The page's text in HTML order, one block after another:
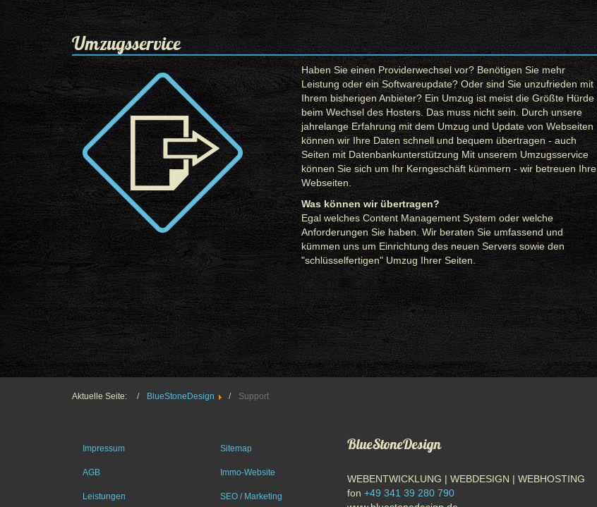
Umzugsservice
Haben Sie einen Providerwechsel vor? Benötigen Sie mehr
Leistung oder ein Softwareupdate? Oder sind Sie unzufrieden mit
Ihrem bisherigen Anbieter? Ein Umzug ist meist die Größte Hürde
beim Wechsel des Hosters. Das muss nicht sein. Durch unsere
jahrelange Erfahrung mit dem Umzug und Update von Webseiten
können wir Ihre Daten schnell und bequem übertragen - auch
Seiten mit Datenbankunterstützung Mit unserem Umzugsservice
können Sie sich um Ihr Kerngeschäft kümmern - wir betreuen Ihre
Webseiten.
Was können wir übertragen?
Egal welches Content Management System oder welche
Anforderungen Sie haben. Wir beraten Sie umfassend und
kümmen uns um Einrichtung des neuen Servers sowie den
"schlüsselfertigen" Umzug Ihrer Seiten.
Aktuelle Seite: BlueStoneDesign Support
Impressum
AGB
Leistungen
Sitemap
Immo-Website
SEO / Marketing
BlueStoneDesign
WEBENTWICKLUNG | WEBDESIGN | WEBHOSTING
fon +49 341 39 280 790